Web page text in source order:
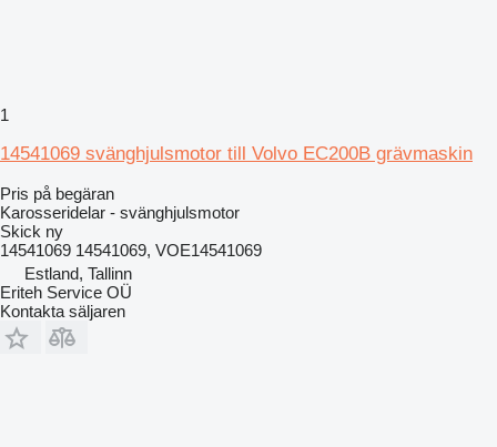
1
14541069 svänghjulsmotor till Volvo EC200B grävmaskin
Pris på begäran
Karosseridelar - svänghjulsmotor
Skick ny
14541069 14541069, VOE14541069
Estland, Tallinn
Eriteh Service OÜ
Kontakta säljaren